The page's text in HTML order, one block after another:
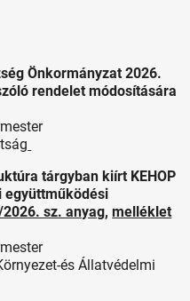
Önkormányzat 2026.
rendelet módosítására
tárgyban kiírt KEHOP
együttműködési
sz. anyag,melléklet
és Állatvédelmi